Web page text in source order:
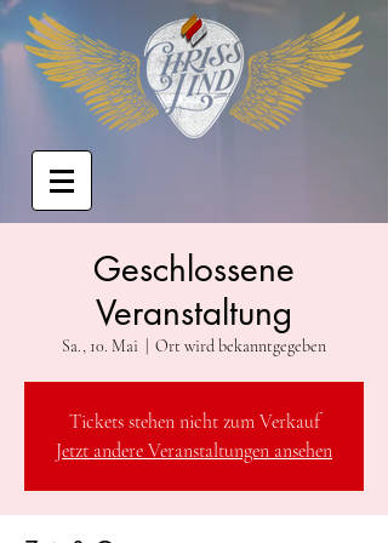
Geschlossene
Veranstaltung
Sa., 10. Mai Ort wird bekanntgegeben
Tickets stehen nicht zum Verkauf
Jetzt andere Veranstaltungen ansehen